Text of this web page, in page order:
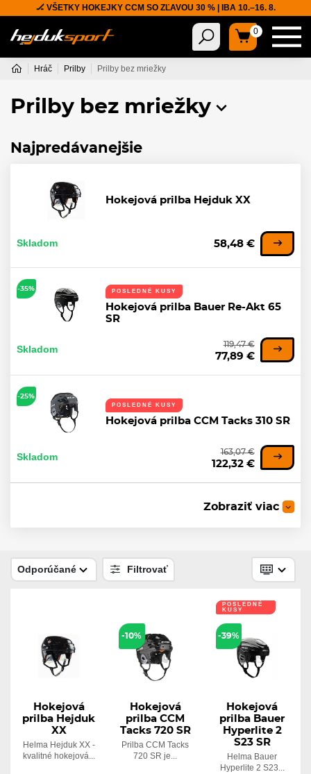
🏒 VŠETKY HOKEJKY CCM SO ZĽAVOU 30 % | IBA 10.–16. 8.
0
Hráč Prilby Prilby bez mriežky
Prilby bez mriežky
Najpredávanejšie
Hokejová prilba Hejduk XX
Skladom 58,48 €
-35% POSLEDNÉ KUSY
Hokejová prilba Bauer Re-Akt 65
SR
Skladom 119,47 €
77,89 €
-25%
POSLEDNÉ KUSY
Hokejová prilba CCM Tacks 310 SR
Skladom 163,07 €
122,32 €
Skladom 1,61 €
Hokejová prilba CCM Tacks 210 SR
Skladom 128,99 €
116,09 €
Zobraziť viac
Odporúčané Filtrovať
Hokejová
prilba Hejduk
XX
Helma Hejduk XX -
kvalitné hokejová...
-10%
Hokejová
prilba CCM
Tacks 720 SR
Prilba CCM Tacks
720 SR je...
POSLEDNÉ
KUSY
-39%
Hokejová
prilba Bauer
Hyperlite 2
S23 SR
Helma Bauer
Hyperlite 2 S23...